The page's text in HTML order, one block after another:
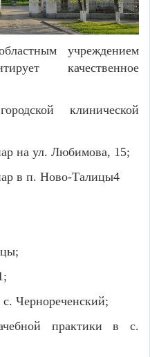
учреждением
качественное
клинической
на ул. Любимова, 15;
в п. Ново-Талицы4
Чернореченский;
практики в с.